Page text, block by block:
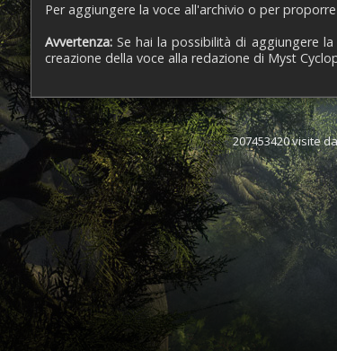
Per aggiungere la voce all'archivio o per
Avvertenza:Se hai la possibilità di aggiungere
creazione della voce alla redazione di Myst
207453420 visite